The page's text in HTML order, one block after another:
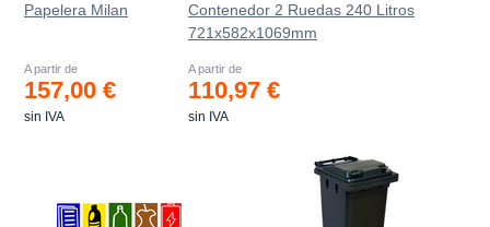
Papelera Milan
A partir de
157,00 €
sin IVA
Contenedor 2 Ruedas 240 Litros
721х582х1069mm
A partir de
110,97 €
sin IVA